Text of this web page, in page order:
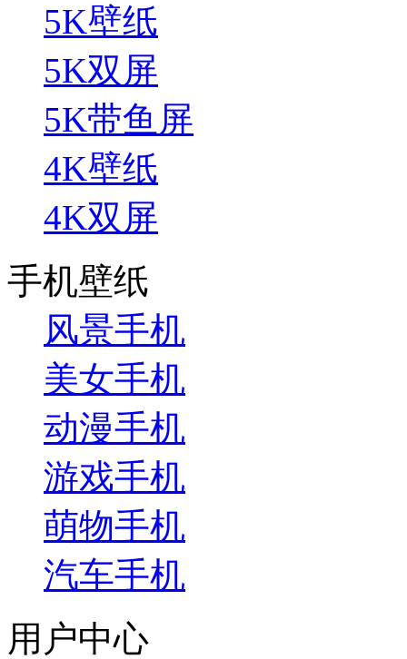
5K壁纸
5K双屏
5K带鱼屏
4K壁纸
4K双屏
手机壁纸
风景手机
美女手机
动漫手机
游戏手机
萌物手机
汽车手机
用户中心